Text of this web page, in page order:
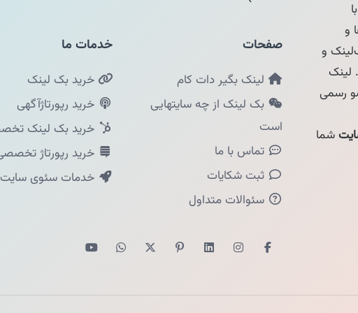
و
رسمی
شما
صفحات
لینک بگیر دات کام
بک لینک از چه سایتهایی
است
تماس با ما
ثبت شکایات
سئوالات متداول
خدمات ما
خرید بک لینک
خرید رپورتاژآگهی
خرید بک لینک
خرید رپورتاژ تخصصی
خدمات سئوی سایت